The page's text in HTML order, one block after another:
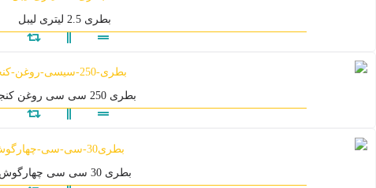
بطری 2.5 لیتری لیبل
بطری 250 سی سی روغن کنجد
بطری 30 سی سی چهارگوش